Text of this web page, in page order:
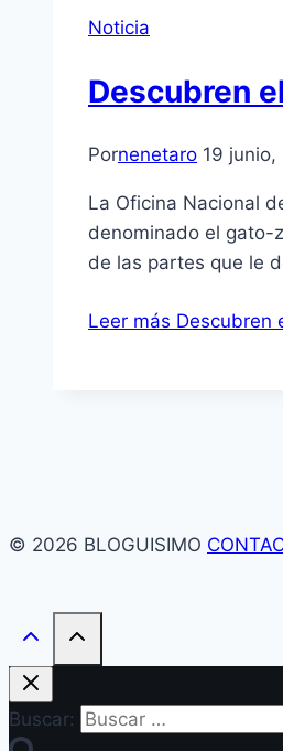
Noticia
Descubren
Pornenetaro 19 junio,
La Oficina Nacional
denominado el gato-
de las partes que le
Leer más Descubren
© 2026 BLOGUISIMO
Buscar: